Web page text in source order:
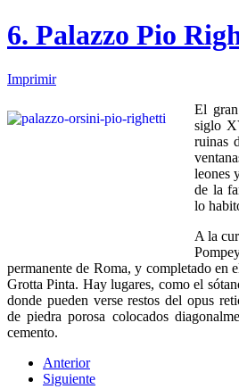
6. Palazzo Pio
Imprimir
El
siglo
ruinas
leones
de la
lo
A la
permanente de Roma, y completado en
Grotta Pinta. Hay lugares, como el
donde pueden verse restos del opus
de piedra porosa colocados
cemento.
Anterior
Siguiente